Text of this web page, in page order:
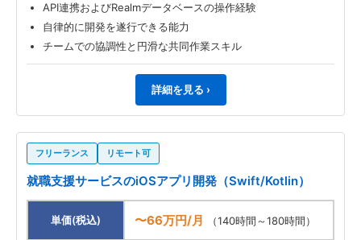
API連携およびRealmデータベースの操作経験
自律的に開発を遂行できる能力
チームでの協調性と円滑な共同作業スキル
詳細を見る ›
フリーランス リモート可
就職支援サービスのiOSアプリ開発（Swift/Kotlin）
単価(税込) 〜66万円/月 （140時間～180時間）